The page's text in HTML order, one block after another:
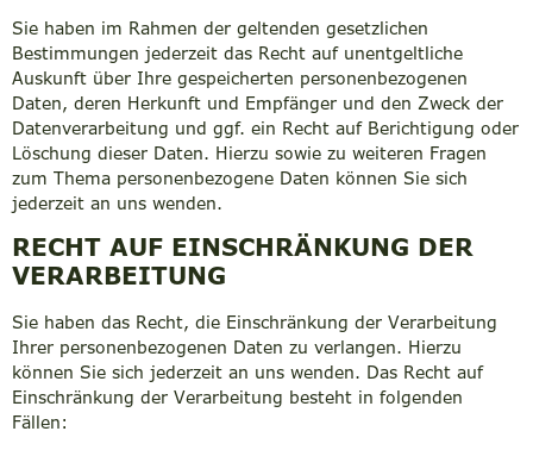
Sie haben im Rahmen der geltenden gesetzlichen
Bestimmungen jederzeit das Recht auf unentgeltliche
Auskunft über Ihre gespeicherten personenbezogenen
Daten, deren Herkunft und Empfänger und den Zweck der
Datenverarbeitung und ggf. ein Recht auf Berichtigung oder
Löschung dieser Daten. Hierzu sowie zu weiteren Fragen
zum Thema personenbezogene Daten können Sie sich
jederzeit an uns wenden.
RECHT AUF EINSCHRÄNKUNG DER
VERARBEITUNG
Sie haben das Recht, die Einschränkung der Verarbeitung
Ihrer personenbezogenen Daten zu verlangen. Hierzu
können Sie sich jederzeit an uns wenden. Das Recht auf
Einschränkung der Verarbeitung besteht in folgenden
Fällen: